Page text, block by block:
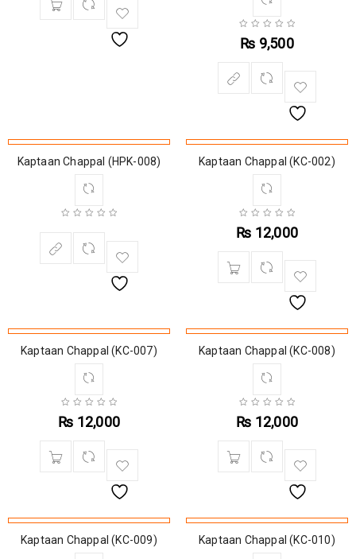
₨ 9,500
SOLD OUT
Kaptaan Chappal (HPK-008) Kaptaan Chappal (KC-002)
₨ 12,000
Kaptaan Chappal (KC-007)
₨ 12,000
Kaptaan Chappal (KC-008)
₨ 12,000
SOLD OUT
Kaptaan Chappal (KC-009) Kaptaan Chappal (KC-010)